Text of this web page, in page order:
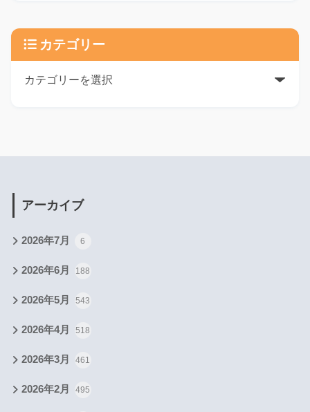
カテゴリー
アーカイブ
2026年7月 6
2026年6月 188
2026年5月 543
2026年4月 518
2026年3月 461
2026年2月 495